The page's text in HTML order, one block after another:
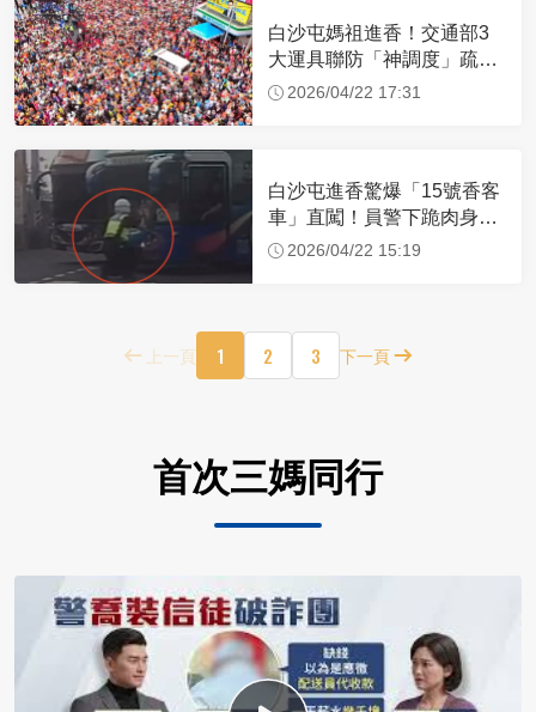
白沙屯媽祖進香！交通部3
大運具聯防「神調度」疏運
32.1萬創新高
2026/04/22 17:31
白沙屯進香驚爆「15號香客
車」直闖！員警下跪肉身擋
車：讓行人先過
2026/04/22 15:19
上一頁 1 2 3 下一頁
首次三媽同行